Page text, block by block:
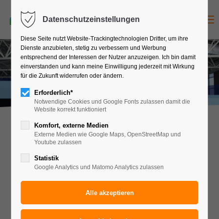
KB-Reisen Newsletter
Melden Sie sich zu unserem Newsletter an, um über
aktuelle Reiseangebote informiert zu werden
Datenschutzeinstellungen
Diese Seite nutzt Website-Trackingtechnologien Dritter, um ihre
Dienste anzubieten, stetig zu verbessern und Werbung
entsprechend der Interessen der Nutzer anzuzeigen. Ich bin damit
einverstanden und kann meine Einwilligung jederzeit mit Wirkung
für die Zukunft widerrufen oder ändern.
Erforderlich*
Notwendige Cookies und Google Fonts zulassen damit die
Website korrekt funktioniert
Komfort, externe Medien
Externe Medien wie Google Maps, OpenStreetMap und
Youtube zulassen
Statistik
Google Analytics und Matomo Analytics zulassen